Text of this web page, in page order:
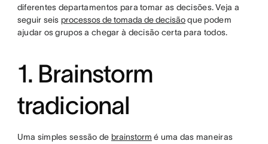
diferentes departamentos para tomar as decisões. Veja a
seguir seis processos de tomada de decisãoque podem
ajudar os grupos a chegar à decisão certa para todos.
1. Brainstorm
tradicional
Uma simples sessão de brainstorm é uma das maneiras